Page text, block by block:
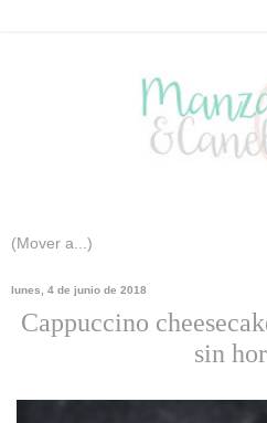
lunes, 4 de junio de 2018
Cappuccino
sin